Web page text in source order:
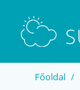
Főoldal